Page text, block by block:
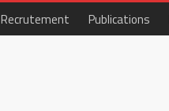
Recrutement Publications